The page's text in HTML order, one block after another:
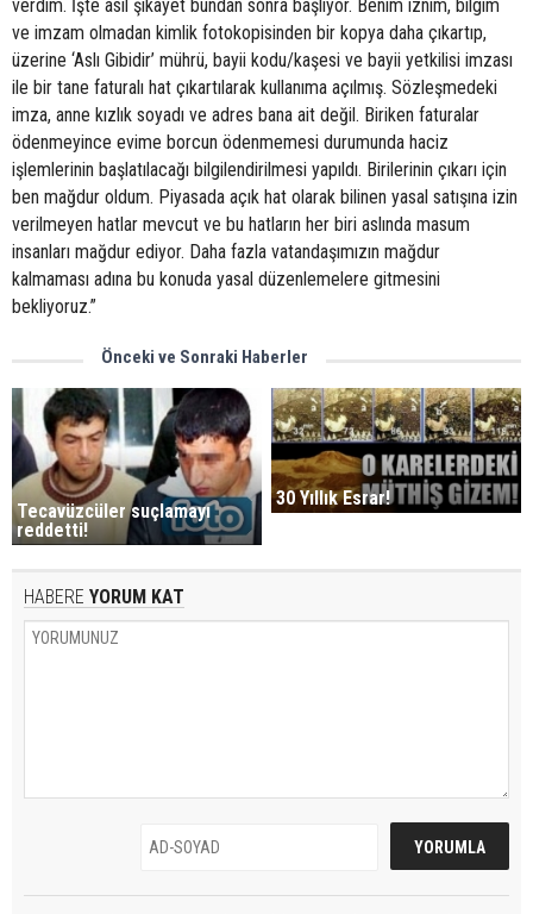
verdim. İşte asıl şikayet bundan sonra başlıyor. Benim iznim, bilgim
ve imzam olmadan kimlik fotokopisinden bir kopya daha çıkartıp,
üzerine ‘Aslı Gibidir’ mührü, bayii kodu/kaşesi ve bayii yetkilisi imzası
ile bir tane faturalı hat çıkartılarak kullanıma açılmış. Sözleşmedeki
imza, anne kızlık soyadı ve adres bana ait değil. Biriken faturalar
ödenmeyince evime borcun ödenmemesi durumunda haciz
işlemlerinin başlatılacağı bilgilendirilmesi yapıldı. Birilerinin çıkarı için
ben mağdur oldum. Piyasada açık hat olarak bilinen yasal satışına izin
verilmeyen hatlar mevcut ve bu hatların her biri aslında masum
insanları mağdur ediyor. Daha fazla vatandaşımızın mağdur
kalmaması adına bu konuda yasal düzenlemelere gitmesini
bekliyoruz.”
Önceki ve Sonraki Haberler
Tecavüzcüler suçlamayı
reddetti!
30 Yıllık Esrar!
HABERE YORUM KAT